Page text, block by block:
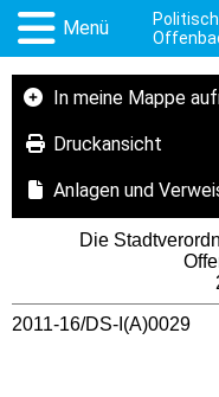
Menü
In meine Mappe
Druckansicht
Anlagen und
Die
2011-16/DS-I(A)0029